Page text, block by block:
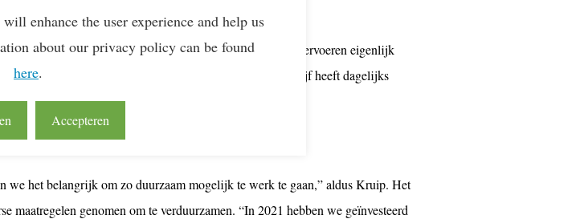
met vestigingen in Nederland en Duitsland. “We vervoeren eigenlijk
past,” vertelt algemeen directeur Thomas Kruip. Het bedrijf heeft dagelijks
we het belangrijk om zo duurzaam mogelijk te werk te gaan,” aldus Kruip. Het
maatregelen genomen om te verduurzamen. “In 2021 hebben we geïnvesteerd
enhance the user experience and help us
about our privacy policy can be found
here.
Accepteren